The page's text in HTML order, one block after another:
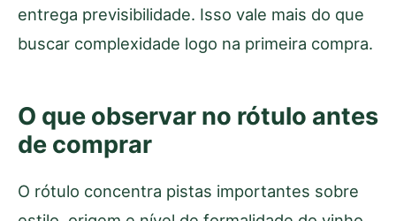
entrega previsibilidade. Isso vale mais do que
buscar complexidade logo na primeira compra.
O que observar no rótulo antes
de comprar
O rótulo concentra pistas importantes sobre